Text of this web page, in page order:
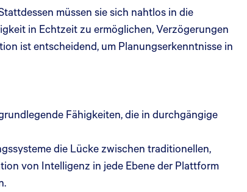
müssen sie sich nahtlos in die
in Echtzeit zu ermöglichen, Verzögerungen
ist entscheidend, um Planungserkenntnisse in
Fähigkeiten, die in durchgängige
die Lücke zwischen traditionellen,
von Intelligenz in jede Ebene der Plattform